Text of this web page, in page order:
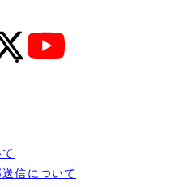
信について